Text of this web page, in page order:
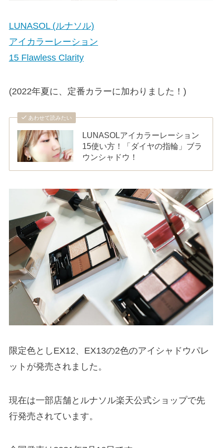
LUNASOL (ルナソル)
アイカラーレーション
15 Flawless Clarity
(2022年夏に、定番カラーに加わりました！)
あわせて読みたい
LUNASOLアイカラーレーション
15使い方！「ダイヤの指輪」ブラ
ウンシャドウ！
限定色としEX12、EX13の2色のアイシャドウパレ
ットが発売されました。
現在は一部店舗とルナソル楽天公式ショップで先
行発売されています。